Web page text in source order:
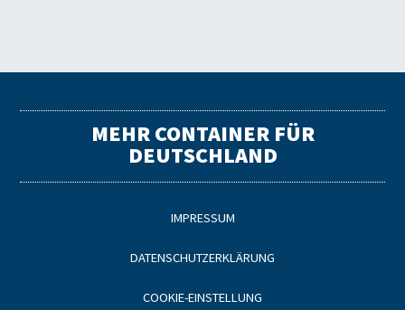
MEHR CONTAINER FÜR
DEUTSCHLAND
IMPRESSUM
DATENSCHUTZERKLÄRUNG
COOKIE-EINSTELLUNG